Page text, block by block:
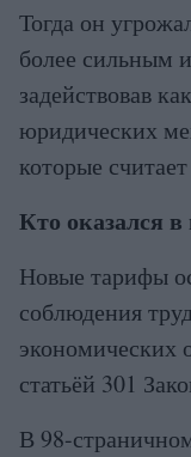
Тогда он
более сильным
задействовав
юридических
которые
Кто оказался
Новые тарифы
соблюдения
экономических
статьёй 301
В 98-